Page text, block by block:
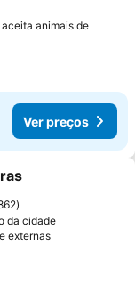
animais de
Ver preços
favoritos
da cidade
externasVer preços